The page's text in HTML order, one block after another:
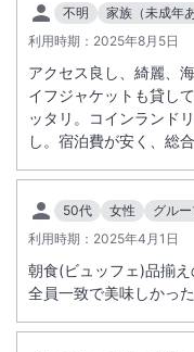
不明
家族（未成年
利用時期： 2025年8月5日
アクセス良し、綺麗、
イフジャケットも貸し
ッタリ。コインランド
し。宿泊費が安く、総
50代 女性
グル
利用時期： 2025年4月1日
朝食(ビュッフェ)品揃
全員一致で美味しかっ